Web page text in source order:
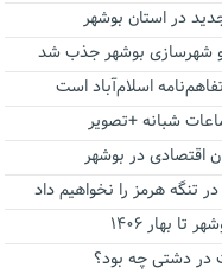
در استان بوشهر
اسلام‌آباد است
شبانه +تصویر
اقتصادی در بوشهر
هرمز را نخواهیم داد
بهار ۱۴۰۶
دشتی چه بود؟